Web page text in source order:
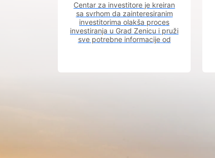
Centar za investitore je kreiran
sa svrhom da zainteresiranim
investitorima olakša proces
investiranja u Grad Zenicu i pruži
sve potrebne informacije od